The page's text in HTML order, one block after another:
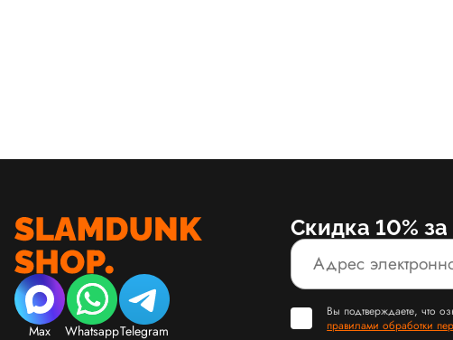
Max WhatsappTelegram
Скидка 10%
Вы подтверждаете, что
правилами обработки